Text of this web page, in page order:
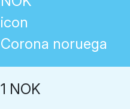
Corona noruega
1 NOK